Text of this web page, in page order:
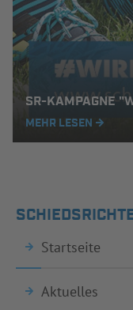
SR-KAMPAGNE
MEHR LESEN
Startseite
Aktuelles